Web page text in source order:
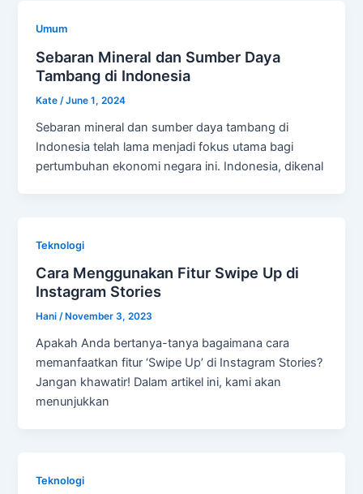
Umum
Sebaran Mineral dan Sumber Daya
Tambang di Indonesia
Kate/June 1, 2024
Sebaran mineral dan sumber daya tambang di
Indonesia telah lama menjadi fokus utama bagi
pertumbuhan ekonomi negara ini. Indonesia, dikenal
Teknologi
Cara Menggunakan Fitur Swipe Up di
Instagram Stories
Hani/ November 3, 2023
Apakah Anda bertanya-tanya bagaimana cara
memanfaatkan fitur ‘Swipe Up’ di Instagram Stories?
Jangan khawatir! Dalam artikel ini, kami akan
menunjukkan
Teknologi